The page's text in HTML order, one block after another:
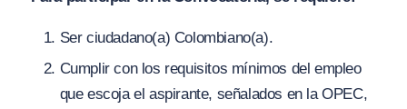
Ser ciudadano(a) Colombiano(a).
Cumplir con los requisitos mínimos del empleo
que escoja el aspirante, señalados en la OPEC,